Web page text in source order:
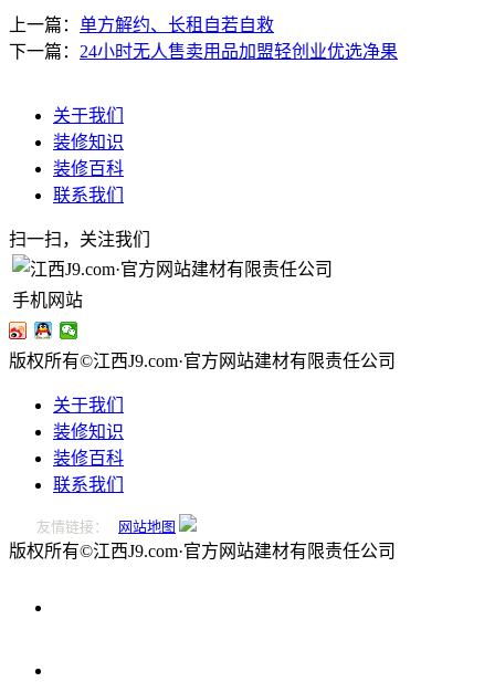
上一篇： 单方解约、长租自若自救
下一篇： 24小时无人售卖用品加盟轻创业优选净果
关于我们
装修知识
装修百科
联系我们
扫一扫，关注我们
手机网站
版权所有©江西J9.com·官方网站建材有限责任公司
关于我们
装修知识
装修百科
联系我们
友情链接： 网站地图
版权所有©江西J9.com·官方网站建材有限责任公司